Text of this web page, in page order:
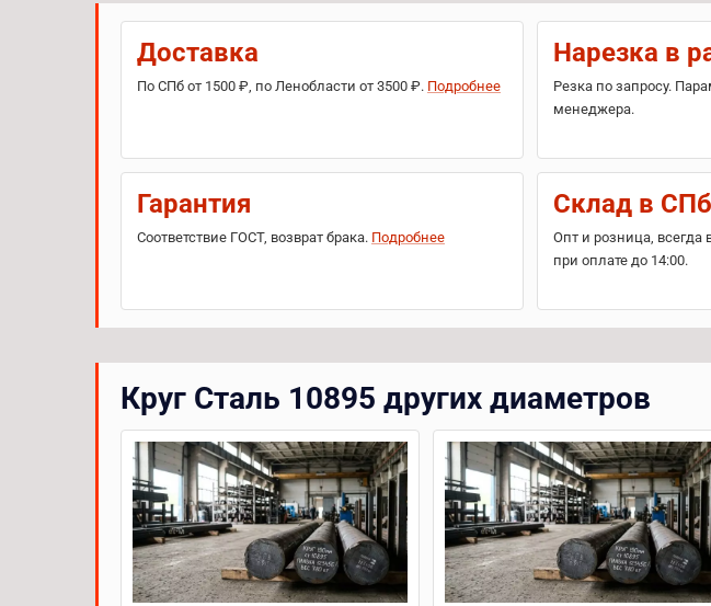
Доставка
По СПб от 1500 ₽, по Ленобласти от 3500 ₽. Подробнее
Нарезка в
Резка по запросу.
менеджера.
Гарантия
Соответствие ГОСТ, возврат брака. Подробнее
Склад в СПб
Опт и розница, всегда
при оплате до 14:00.
Круг Сталь 10895 других диаметров